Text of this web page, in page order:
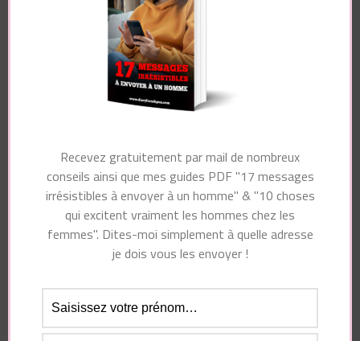
Navigation
d'article
Article précédent
Comment embrasser
Article suivant
Comment parvenir à
(trahison, infidélité)
Recevez gratuitement par mail de nombreux
conseils ainsi que mes guides PDF "17 messages
irrésistibles à envoyer à un homme" & "10 choses
qui excitent vraiment les hommes chez les
femmes". Dites-moi simplement à quelle adresse
je dois vous les envoyer !